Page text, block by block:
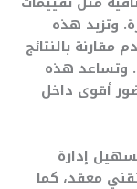
وتزيد هذه
مقارنة بالنتائج
وتساعد هذه
أقوى داخل
إدارة
معقد، كما